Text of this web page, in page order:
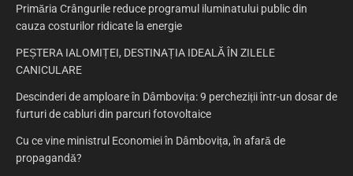
Primăria Crângurile reduce programul iluminatului public din
cauza costurilor ridicate la energie
PEȘTERA IALOMIȚEI, DESTINAȚIA IDEALĂ ÎN ZILELE
CANICULARE
Descinderi de amploare în Dâmbovița: 9 percheziții într-un dosar de
furturi de cabluri din parcuri fotovoltaice
Cu ce vine ministrul Economiei în Dâmbovița, în afară de
propagandă?